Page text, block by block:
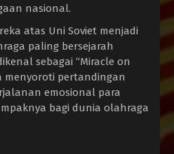
nasional.
atas Uni Soviet menjadi
paling bersejarah
sebagai “Miracle on
menyoroti pertandingan
emosional para
bagi dunia olahraga